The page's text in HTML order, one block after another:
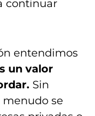
continuar
entendimos
un valor
Sin
menudo se